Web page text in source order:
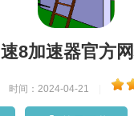
速8加速器官方
时间：2024-04-21